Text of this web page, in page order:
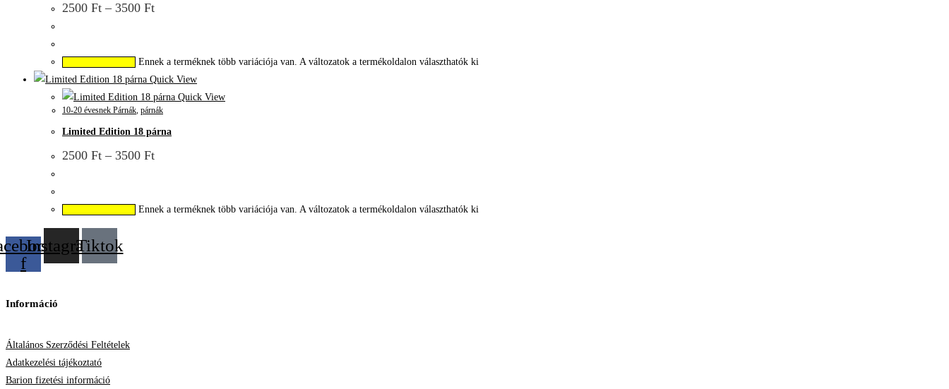
2500 Ft – 3500 Ft
Ennek a terméknek több variációja van. A változatok a termékoldalon választhatók ki
Quick View
Quick View
10-20 évesnek Párnák, párnák
Limited Edition 18 párna
2500 Ft – 3500 Ft
Ennek a terméknek több variációja van. A változatok a termékoldalon választhatók ki
f
InstagramTiktok
Információ
Általános Szerződési Feltételek
Adatkezelési tájékoztató
Barion fizetési információ